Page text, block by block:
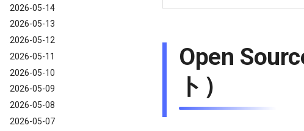
2026-05-14
2026-05-13
2026-05-12
2026-05-11
2026-05-10
2026-05-09
2026-05-08
2026-05-07
Open
ト）